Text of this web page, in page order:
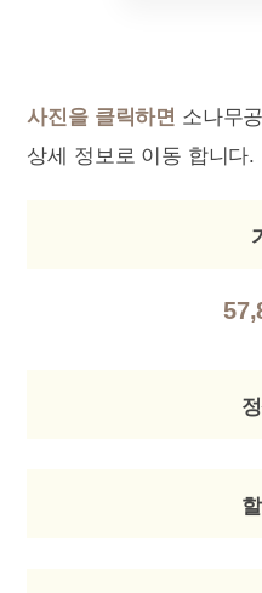
사진을 클릭하면 소나무
상세 정보로 이동 합니다.